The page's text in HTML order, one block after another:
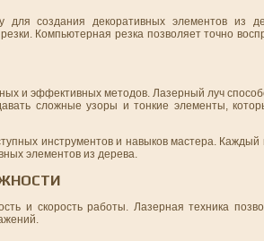
для создания декоративных элементов из
Компьютерная резка позволяет точно
и эффективных методов. Лазерный луч
сложные узоры и тонкие элементы,
инструментов и навыков мастера. Каждый
элементов из дерева.
и скорость работы. Лазерная техника